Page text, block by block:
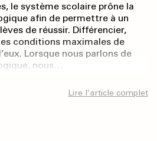
le système scolaire prône la
afin de permettre à un
de réussir. Différencier,
conditions maximales de
Lorsque nous parlons de
nous…
Lire l’article complet